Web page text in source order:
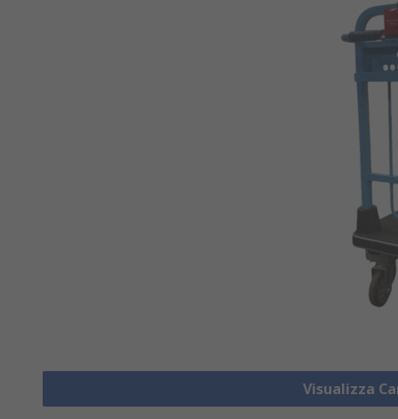
Visualizza